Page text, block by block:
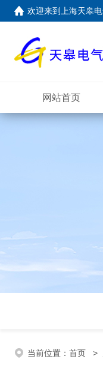
欢迎来到上海天皋
网站首页
当前位置： 首页 >